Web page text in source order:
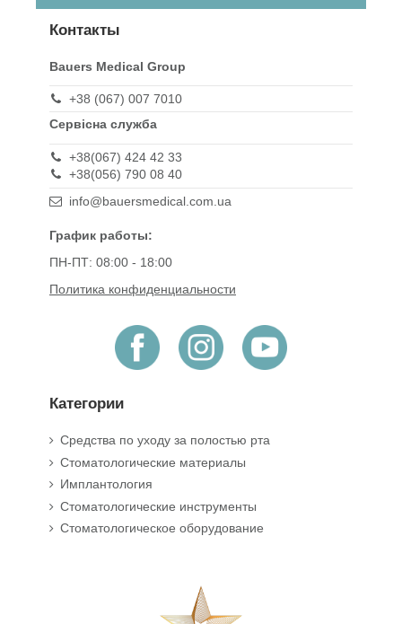
Контакты
Bauers Medical Group
+38 (067) 007 7010
Сервісна служба
+38(067) 424 42 33
+38(056) 790 08 40
info@bauersmedical.com.ua
График работы:
ПН-ПТ: 08:00 - 18:00
Политика конфиденциальности
Категории
Средства по уходу за полостью рта
Стоматологические материалы
Имплантология
Стоматологические инструменты
Стоматологическое оборудование